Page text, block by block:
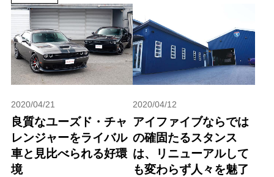
2020/04/21
良質なユーズド・チャ
レンジャーをライバル
車と見比べられる好環
境
2020/04/12
アイファイブならでは
の確固たるスタンス
は、リニューアルして
も変わらず人々を魅了